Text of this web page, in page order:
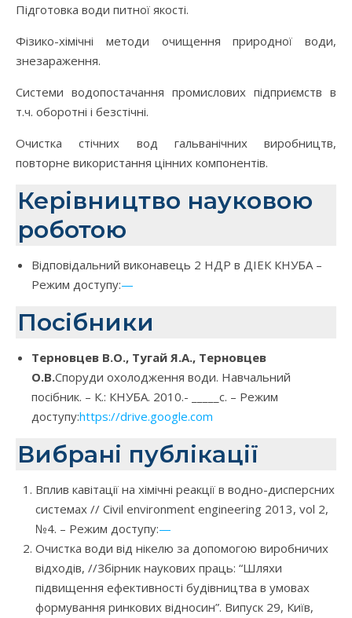
Підготовка води питної якості.
Фізико-хімічні методи очищення природної води,
знезараження.
Системи водопостачання промислових підприємств в
т.ч. оборотні і безстічні.
Очистка стічних вод гальванічних виробництв,
повторне використання цінних компонентів.
Керівництво науковою
роботою
Відповідальний виконавець 2 НДР в ДІЕК КНУБА –
Режим доступу:—
Посібники
Терновцев В.О., Тугай Я.А., Терновцев
О.В.Споруди охолодження води. Навчальний
посібник. – К.: КНУБА. 2010.- _____с. – Режим
доступу:https://drive.google.com
Вибрані публікації
Вплив кавітації на хімічні реакції в водно-дисперсних
системах // Civil environment engineering 2013, vol 2,
№4. – Режим доступу:—
Очистка води від нікелю за допомогою виробничих
відходів, //Збірник наукових праць: “Шляхи
підвищення ефективності будівництва в умовах
формування ринкових відносин”. Випуск 29, Київ,